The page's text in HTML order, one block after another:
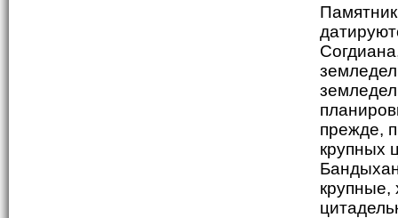
прежде,
крупных
крупные,